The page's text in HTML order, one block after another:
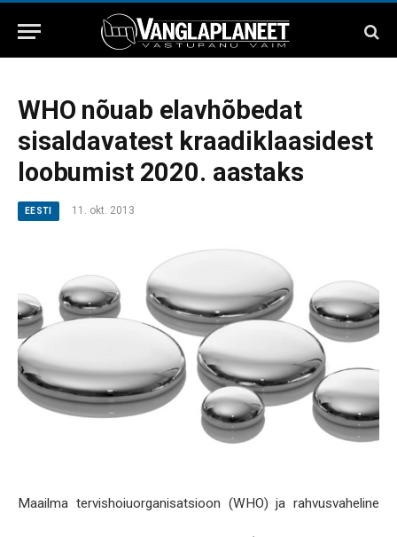
WHO nõuab elavhõbedat
sisaldavatest kraadiklaasidest
loobumist 2020. aastaks
EESTI 11. okt. 2013
Maailma tervishoiuorganisatsioon (WHO) ja rahvusvaheline